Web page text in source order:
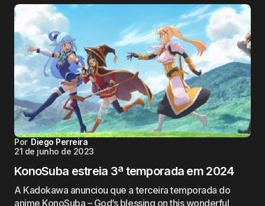
Por Diego Perreira
21 de junho de 2023
KonoSuba estreia 3ª temporada em 2024
A Kadokawa anunciou que a terceira temporada do
anime KonoSuba – God’s blessing on this wonderful